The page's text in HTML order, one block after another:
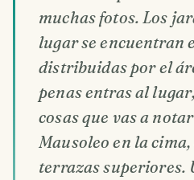
muchas fotos. Los
lugar se encuentran
distribuidas por el
penas entras al
cosas que vas a
Mausoleo en la
terrazas superiores.